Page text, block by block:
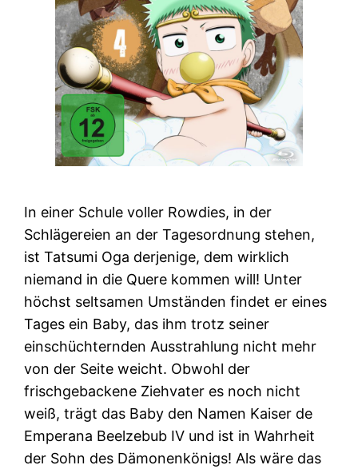
In einer Schule voller Rowdies, in der
Schlägereien an der Tagesordnung stehen,
ist Tatsumi Oga derjenige, dem wirklich
niemand in die Quere kommen will! Unter
höchst seltsamen Umständen findet er eines
Tages ein Baby, das ihm trotz seiner
einschüchternden Ausstrahlung nicht mehr
von der Seite weicht. Obwohl der
frischgebackene Ziehvater es noch nicht
weiß, trägt das Baby den Namen Kaiser de
Emperana Beelzebub IV und ist in Wahrheit
der Sohn des Dämonenkönigs! Als wäre das